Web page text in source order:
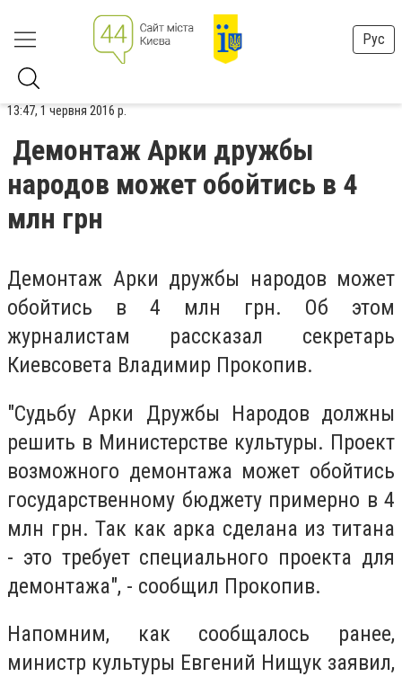
Рус
13:47, 1 червня 2016 р.
Демонтаж Арки дружбы
народов может обойтись в 4
млн грн
Демонтаж Арки дружбы народов может
обойтись в 4 млн грн. Об этом
журналистам рассказал секретарь
Киевсовета Владимир Прокопив.
"Судьбу Арки Дружбы Народов должны
решить в Министерстве культуры. Проект
возможного демонтажа может обойтись
государственному бюджету примерно в 4
млн грн. Так как арка сделана из титана
- это требует специального проекта для
демонтажа", - сообщил Прокопив.
Напомним, как сообщалось ранее,
министр культуры Евгений Нищук заявил,